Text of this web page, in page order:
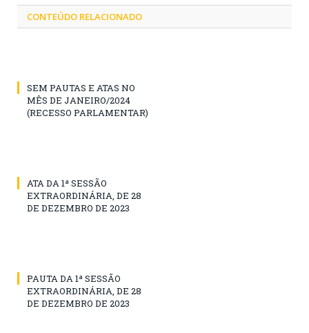
CONTEÚDO RELACIONADO
SEM PAUTAS E ATAS NO
MÊS DE JANEIRO/2024
(RECESSO PARLAMENTAR)
ATA DA 1ª SESSÃO
EXTRAORDINÁRIA, DE 28
DE DEZEMBRO DE 2023
PAUTA DA 1ª SESSÃO
EXTRAORDINÁRIA, DE 28
DE DEZEMBRO DE 2023